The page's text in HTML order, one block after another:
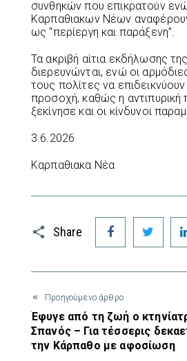
συνθηκών που επικρατούν
Καρπαθιακων Νέων
ως “περίεργη και παράξενη”.
Τα ακριβή αίτια εκδήλωσης
διερευνώνται, ενώ οι
τους πολίτες να
προσοχή, καθώς η αντιπυρική
ξεκίνησε και οι κίνδυνοι
3.6.2026
Καρπαθιακα Νέα
Share
Facebook
Προηγούμενο άρθρο
Έφυγε από τη ζωή ο
Σπανός – Για τέσσερις
την Κάρπαθο με αφοσίωση